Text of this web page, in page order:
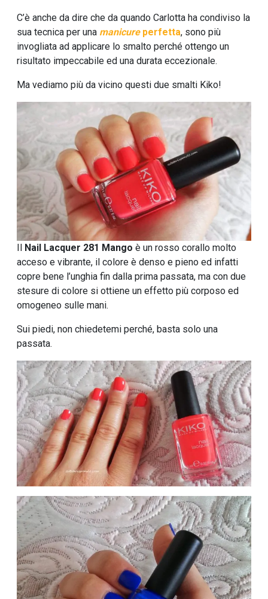
C’è anche da dire che da quando Carlotta ha condiviso la
sua tecnica per una manicureperfetta, sono più
invogliata ad applicare lo smalto perché ottengo un
risultato impeccabile ed una durata eccezionale.
Ma vediamo più da vicino questi due smalti Kiko!
Il Nail Lacquer 281 Mango è un rosso corallo molto
acceso e vibrante, il colore è denso e pieno ed infatti
copre bene l’unghia fin dalla prima passata, ma con due
stesure di colore si ottiene un effetto più corposo ed
omogeneo sulle mani.
Sui piedi, non chiedetemi perché, basta solo una
passata.